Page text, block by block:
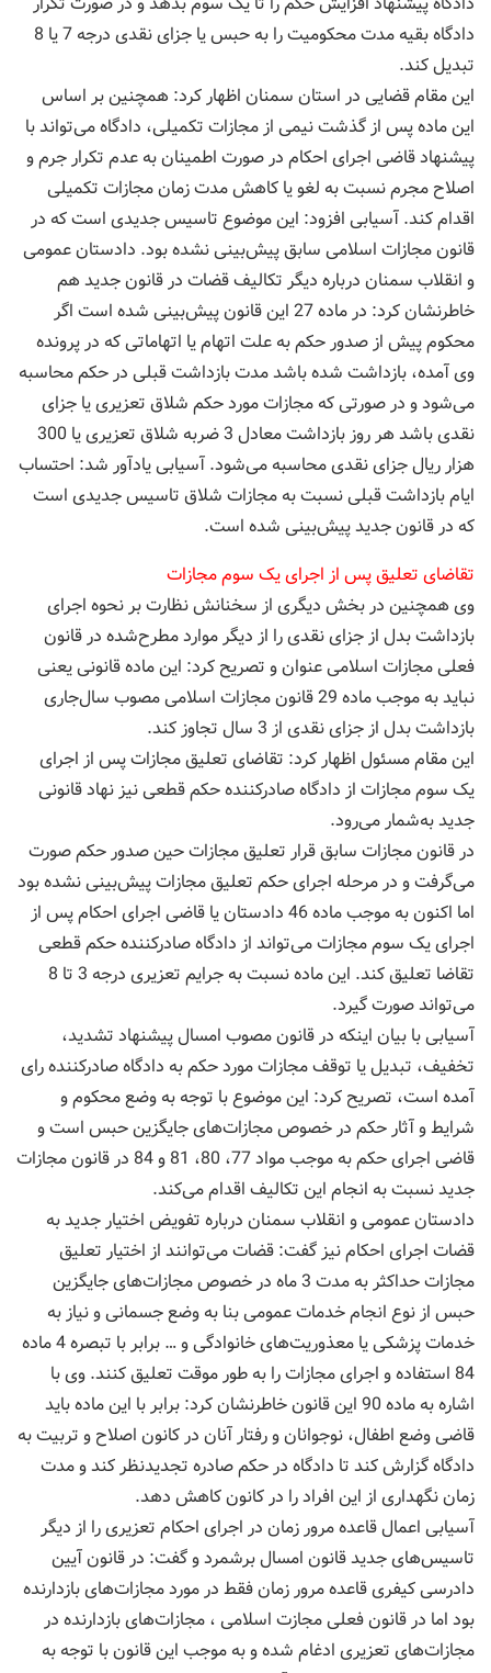
دادگاه بقیه مدت محکومیت را به حبس یا جزای نقدی درجه 7 یا 8
تبدیل کند.
این مقام قضایی در استان سمنان اظهار کرد: همچنین بر اساس
این ماده پس از گذشت نیمی از مجازات تکمیلی، دادگاه می‌تواند با
پیشنهاد قاضی اجرای احکام در صورت اطمینان به عدم تکرار جرم و
اصلاح مجرم نسبت به لغو یا کاهش مدت زمان مجازات تکمیلی
اقدام کند. آسیابی افزود: این موضوع تاسیس جدیدی است که در
قانون مجازات اسلامی سابق پیش‌بینی نشده بود. دادستان عمومی
و انقلاب سمنان درباره دیگر تکالیف قضات در قانون جدید هم
خاطرنشان کرد: در ماده 27 این قانون پیش‌بینی شده است اگر
محکوم پیش از صدور حکم به علت اتهام یا اتهاماتی که در پرونده
وی آمده، بازداشت شده باشد مدت بازداشت قبلی در حکم محاسبه
می‌شود و در صورتی که مجازات مورد حکم شلاق تعزیری یا جزای
نقدی باشد هر روز بازداشت معادل 3 ضربه شلاق تعزیری یا 300
هزار ریال جزای نقدی محاسبه می‌شود. آسیابی یادآور شد: احتساب
ایام بازداشت قبلی نسبت به مجازات شلاق تاسیس جدیدی است
که در قانون جدید پیش‌بینی شده است.
تقاضای تعلیق پس از اجرای یک سوم مجازات
وی همچنین در بخش دیگری از سخنانش نظارت بر نحوه اجرای
بازداشت بدل از جزای نقدی را از دیگر موارد مطرح‌شده در قانون
فعلی مجازات اسلامی عنوان و تصریح کرد: این ماده قانونی یعنی
نباید به موجب ماده 29 قانون مجازات اسلامی مصوب سال‌جاری
بازداشت بدل از جزای نقدی از 3 سال تجاوز کند.
این مقام مسئول اظهار کرد: تقاضای تعلیق مجازات پس از اجرای
یک سوم مجازات از دادگاه صادرکننده حکم قطعی نیز نهاد قانونی
جدید به‌شمار می‌رود.
در قانون مجازات سابق قرار تعلیق مجازات حین صدور حکم صورت
می‌گرفت و در مرحله اجرای حکم تعلیق مجازات پیش‌بینی نشده بود
اما اکنون به موجب ماده 46 دادستان یا قاضی اجرای احکام پس از
اجرای یک سوم مجازات می‌تواند از دادگاه صادرکننده حکم قطعی
تقاضا تعلیق کند. این ماده نسبت به جرایم تعزیری درجه 3 تا 8
می‌تواند صورت گیرد.
آسیابی با بیان اینکه در قانون مصوب امسال پیشنهاد تشدید،
تخفیف، تبدیل یا توقف مجازات مورد حکم به دادگاه صادرکننده رای
آمده است، تصریح کرد: این موضوع با توجه به وضع محکوم و
شرایط و آثار حکم در خصوص مجازات‌های جایگزین حبس است و
قاضی اجرای حکم به موجب مواد 77، 80، 81 و 84 در قانون مجازات
جدید نسبت به انجام این تکالیف اقدام می‌کند.
دادستان عمومی و انقلاب سمنان درباره تفویض اختیار جدید به
قضات اجرای احکام نیز گفت: قضات می‌توانند از اختیار تعلیق
مجازات حداکثر به مدت 3 ماه در خصوص مجازات‌های جایگزین
حبس از نوع انجام خدمات عمومی بنا به وضع جسمانی و نیاز به
خدمات پزشکی یا معذوریت‌های خانوادگی و … برابر با تبصره 4 ماده
84 استفاده و اجرای مجازات را به طور موقت تعلیق کنند. وی با
اشاره به ماده 90 این قانون خاطرنشان کرد: برابر با این ماده باید
قاضی وضع اطفال، نوجوانان و رفتار آنان در کانون اصلاح و تربیت به
دادگاه گزارش کند تا دادگاه در حکم صادره تجدیدنظر کند و مدت
زمان نگهداری از این افراد را در کانون کاهش دهد.
آسیابی اعمال قاعده مرور زمان در اجرای احکام تعزیری را از دیگر
تاسیس‌های جدید قانون امسال برشمرد و گفت: در قانون آیین
دادرسی کیفری قاعده مرور زمان فقط در مورد مجازات‌های بازدارنده
بود اما در قانون فعلی مجازت اسلامی ، مجازات‌های بازدارنده در
مجازات‌های تعزیری ادغام شده و به موجب این قانون با توجه به